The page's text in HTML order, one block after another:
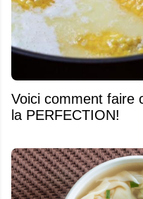
Voici comment faire
la PERFECTION!